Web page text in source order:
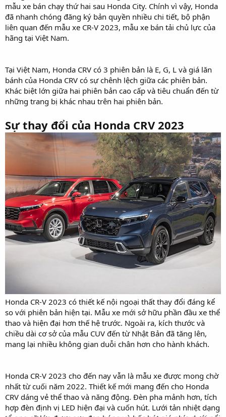
mẫu xe bán chạy thứ hai sau Honda City. Chính vì vậy, Honda
đã nhanh chóng đăng ký bản quyền nhiều chi tiết, bộ phận
liên quan đến mẫu xe CR-V 2023, mẫu xe bán tải chủ lực của
hãng tại Việt Nam.
Tại Việt Nam, Honda CRV có 3 phiên bản là E, G, L và giá lăn
bánh của Honda CRV có sự chênh lệch giữa các phiên bản.
Khác biệt lớn giữa hai phiên bản cao cấp và tiêu chuẩn đến từ
những trang bị khác nhau trên hai phiên bản.
Sự thay đổi của Honda CRV 2023
Honda CR-V 2023 có thiết kế nội ngoại thất thay đổi đáng kể
so với phiên bản hiện tại. Mẫu xe mới sở hữu phần đầu xe thể
thao và hiện đại hơn thế hệ trước. Ngoài ra, kích thước và
chiều dài cơ sở của mẫu CUV đến từ Nhật Bản đã tăng lên,
mang lại nhiều không gian duỗi chân hơn cho hành khách.
Honda CR-V 2023 cho đến nay vẫn là mẫu xe được mong chờ
nhất từ cuối năm 2022. Thiết kế mới mang đến cho Honda
CRV dáng vẻ thể thao và năng động. Đèn pha mảnh hơn, tích
hợp đèn định vị LED hiện đại và cuốn hút. Lưới tản nhiệt dạng